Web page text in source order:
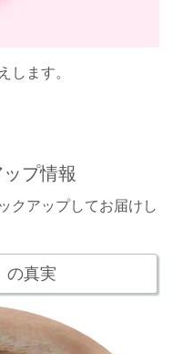
します。
プ情報
クアップしてお届けし
の真実